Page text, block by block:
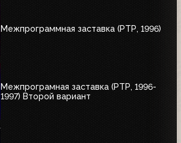
Межпрограммная заставка (РТР, 1996)
Межпрограмная заставка (РТР, 1996-
1997) Второй вариант